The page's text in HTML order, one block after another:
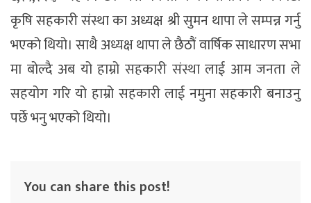
कृषि सहकारी संस्था का अध्यक्ष श्री सुमन थापा ले सम्पन्न गर्नु
भएको थियो। साथै अध्यक्ष थापा ले छैठौं वार्षिक साधारण सभा
मा बोल्दै अब यो हाम्रो सहकारी संस्था लाई आम जनता ले
सहयोग गरि यो हाम्रो सहकारी लाई नमुना सहकारी बनाउनु
पर्छे भनु भएको थियो।
You can share this post!